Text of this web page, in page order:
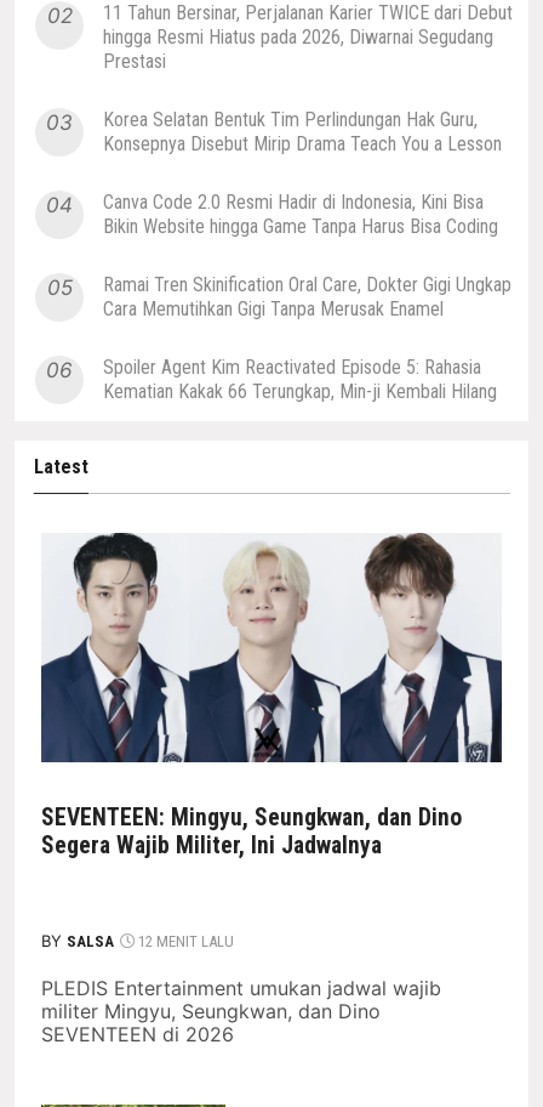
02
11 Tahun Bersinar, Perjalanan Karier TWICE dari Debut
hingga Resmi Hiatus pada 2026, Diwarnai Segudang
Prestasi
03
Korea Selatan Bentuk Tim Perlindungan Hak Guru,
Konsepnya Disebut Mirip Drama Teach You a Lesson
04
Canva Code 2.0 Resmi Hadir di Indonesia, Kini Bisa
Bikin Website hingga Game Tanpa Harus Bisa Coding
05
Ramai Tren Skinification Oral Care, Dokter Gigi Ungkap
Cara Memutihkan Gigi Tanpa Merusak Enamel
06
Spoiler Agent Kim Reactivated Episode 5: Rahasia
Kematian Kakak 66 Terungkap, Min-ji Kembali Hilang
Latest
SEVENTEEN: Mingyu, Seungkwan, dan Dino
Segera Wajib Militer, Ini Jadwalnya
BY SALSA 12 MENIT LALU
PLEDIS Entertainment umukan jadwal wajib
militer Mingyu, Seungkwan, dan Dino
SEVENTEEN di 2026